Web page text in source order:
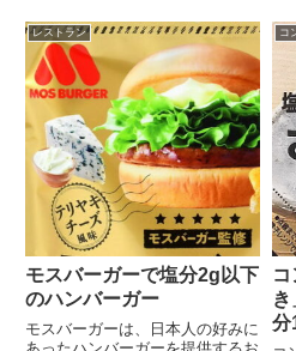
レストラン
モスバーガーで塩分2g以下
のハンバーガー
モスバーガーは、日本人の好みに
コ
分